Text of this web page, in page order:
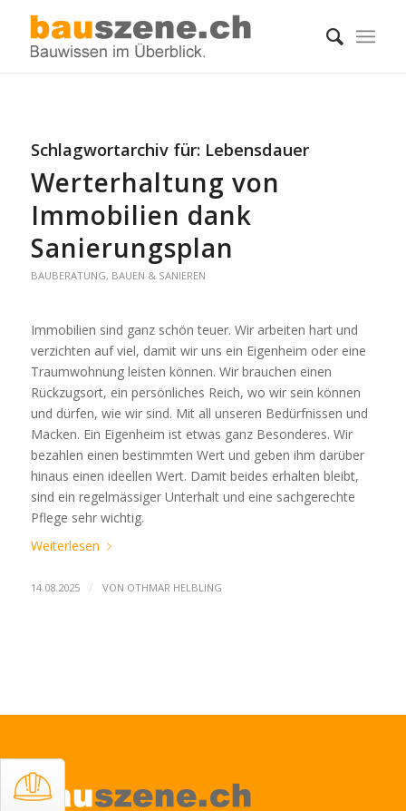
Schlagwortarchiv für: Lebensdauer
Werterhaltung von
Immobilien dank
Sanierungsplan
BAUBERATUNG, BAUEN & SANIEREN
Immobilien sind ganz schön teuer. Wir arbeiten hart und
verzichten auf viel, damit wir uns ein Eigenheim oder eine
Traumwohnung leisten können. Wir brauchen einen
Rückzugsort, ein persönliches Reich, wo wir sein können
und dürfen, wie wir sind. Mit all unseren Bedürfnissen und
Macken. Ein Eigenheim ist etwas ganz Besonderes. Wir
bezahlen einen bestimmten Wert und geben ihm darüber
hinaus einen ideellen Wert. Damit beides erhalten bleibt,
sind ein regelmässiger Unterhalt und eine sachgerechte
Pflege sehr wichtig.
Weiterlesen
14.08.2025 / VON OTHMAR HELBLING